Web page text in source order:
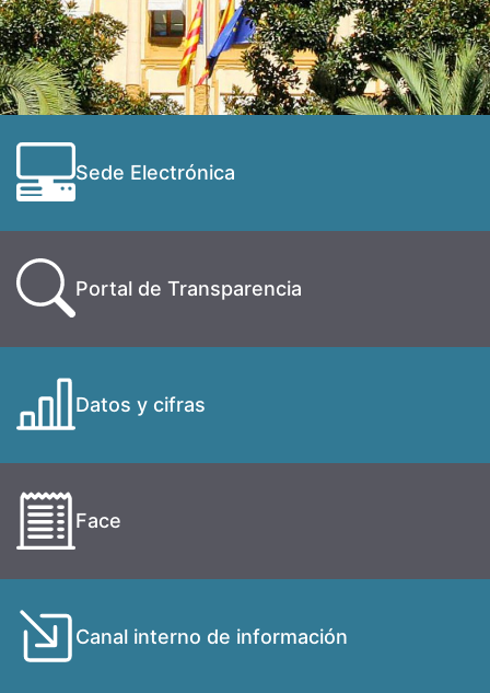
Sede Electrónica
Portal de Transparencia
Datos y cifras
Face
Canal interno de información